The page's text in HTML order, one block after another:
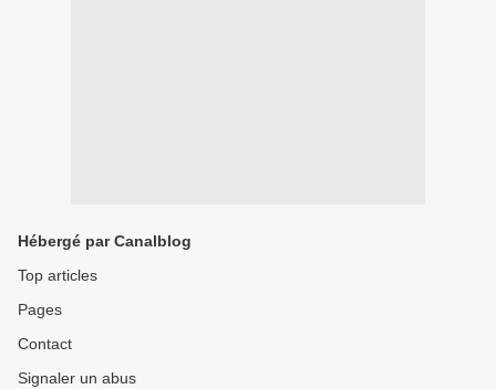
Hébergé par Canalblog
Top articles
Pages
Contact
Signaler un abus